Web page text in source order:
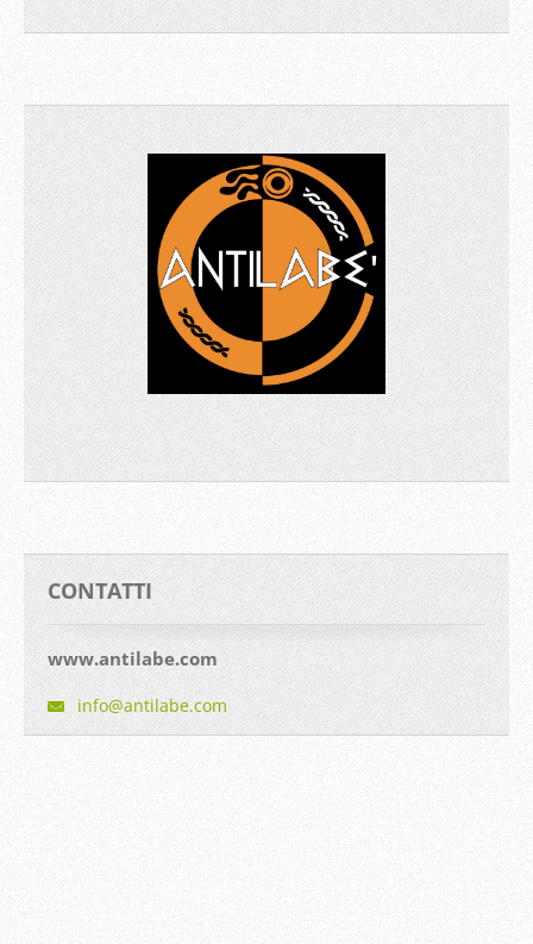
CONTATTI
www.antilabe.com
info@antilabe.com